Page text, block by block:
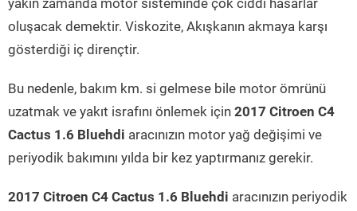
yakın zamanda motor sisteminde çok ciddi hasarlar
oluşacak demektir. Viskozite, Akışkanın akmaya karşı
gösterdiği iç dirençtir.
Bu nedenle, bakım km. si gelmese bile motor ömrünü
uzatmak ve yakıt israfını önlemek için 2017 Citroen C4
Cactus 1.6 Bluehdi aracınızın motor yağ değişimi ve
periyodik bakımını yılda bir kez yaptırmanız gerekir.
2017 Citroen C4 Cactus 1.6 Bluehdi aracınızın periyodik